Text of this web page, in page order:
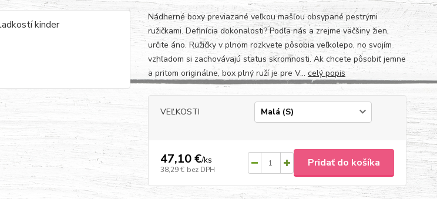
Nádherné boxy previazané veľkou mašľou obsypané pestrými
ružičkami. Definícia dokonalosti? Podľa nás a zrejme väčšiny žien,
určite áno. Ružičky v plnom rozkvete pôsobia veľkolepo, no svojím
vzhľadom si zachovávajú status skromnosti. Ak chcete pôsobiť jemne
a pritom originálne, box plný ruží je pre V... celý popis
VEĽKOSTI
47,10 €/ks
38,29 € bez DPH
Pridať do košíka